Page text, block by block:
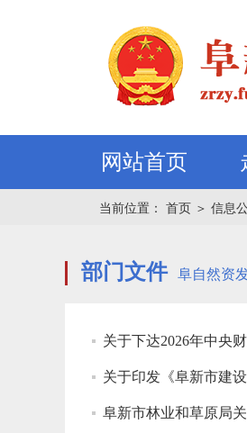
网站首页
当前位置： 首页 ＞ 信息
部门文件 阜自然资
关于下达2026年中央
关于印发《阜新市建
阜新市林业和草原局